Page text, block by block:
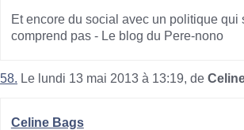
Et encore du social avec un politique qui
comprend pas - Le blog du Pere-nono
58. Le lundi 13 mai 2013 à 13:19, de
Celine Bags